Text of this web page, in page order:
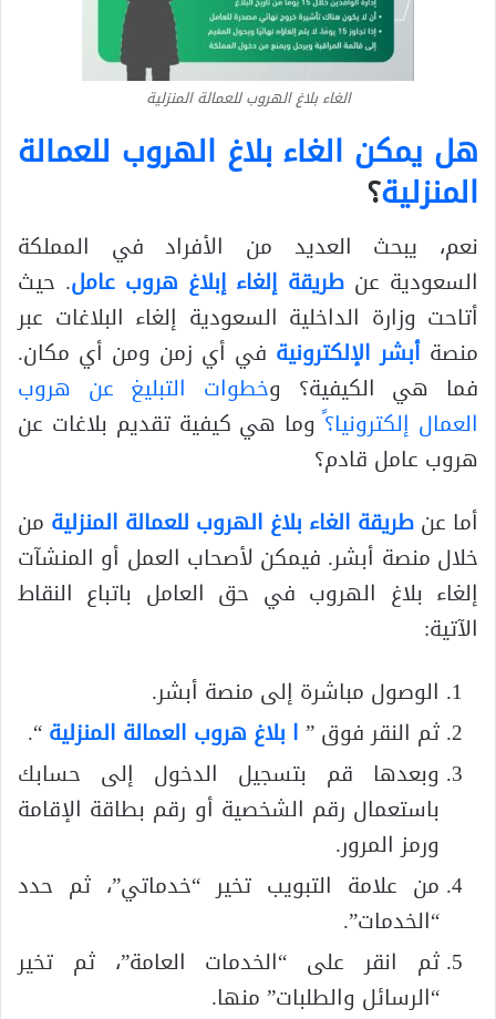
الغاء بلاغ الهروب للعمالة المنزلية
هل يمكن الغاء بلاغ الهروب للعمالة
المنزلية؟
نعم، يبحث العديد من الأفراد في المملكة
السعودية عن طريقة إلغاء إبلاغ هروب عامل. حيث
أتاحت وزارة الداخلية السعودية إلغاء البلاغات عبر
منصة أبشر الإلكترونية في أي زمن ومن أي مكان.
فما هي الكيفية؟ وخطوات التبليغ عن هروب
العمال إلكترونيا؟ًوما هي كيفية تقديم بلاغات عن
هروب عامل قادم؟
أما عنطريقة الغاء بلاغ الهروب للعمالة المنزلية من
خلال منصة أبشر. فيمكن لأصحاب العمل أو المنشآت
إلغاء بلاغ الهروب في حق العامل باتباع النقاط
الآتية:
الوصول مباشرة إلى منصة أبشر.
ثم النقر فوق ”ا بلاغ هروب العمالة المنزلية“.
وبعدها قم بتسجيل الدخول إلى حسابك
باستعمال رقم الشخصية أو رقم بطاقة الإقامة
ورمز المرور.
من علامة التبويب تخير “خدماتي”، ثم حدد
“الخدمات”.
ثم انقر على “الخدمات العامة”، ثم تخير
“الرسائل والطلبات” منها.